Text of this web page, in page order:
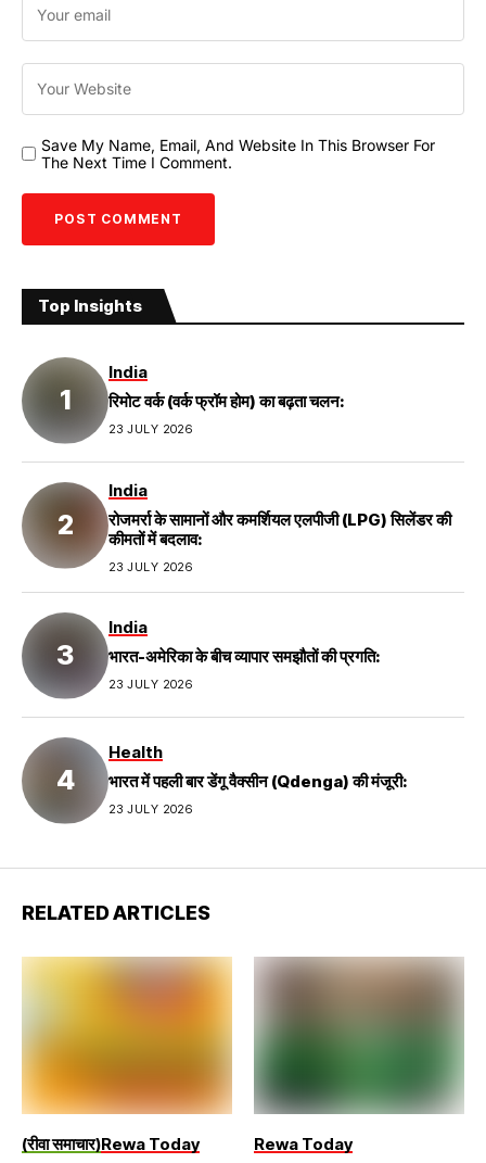
Save My Name, Email, And Website In This Browser For
The Next Time I Comment.
Top Insights
India
रिमोट वर्क (वर्क फ्रॉम होम) का बढ़ता चलन:
23 JULY 2026
India
रोजमर्रा के सामानों और कमर्शियल एलपीजी (LPG) सिलेंडर की
कीमतों में बदलाव:
23 JULY 2026
India
भारत-अमेरिका के बीच व्यापार समझौतों की प्रगति:
23 JULY 2026
Health
भारत में पहली बार डेंगू वैक्सीन (Qdenga) की मंजूरी:
23 JULY 2026
RELATED ARTICLES
(रीवा समाचार)Rewa Today Rewa Today